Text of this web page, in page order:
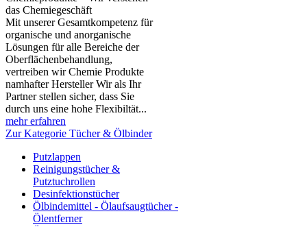
das Chemiegeschäft
Mit unserer Gesamtkompetenz für
organische und anorganische
Lösungen für alle Bereiche der
Oberflächenbehandlung,
vertreiben wir Chemie Produkte
namhafter Hersteller Wir als Ihr
Partner stellen sicher, dass Sie
durch uns eine hohe Flexibiltät...
mehr erfahren
Zur Kategorie Tücher & Ölbinder
Putzlappen
Reinigungstücher &
Putztuchrollen
Desinfektionstücher
Ölbindemittel - Ölaufsaugtücher -
Ölentferner